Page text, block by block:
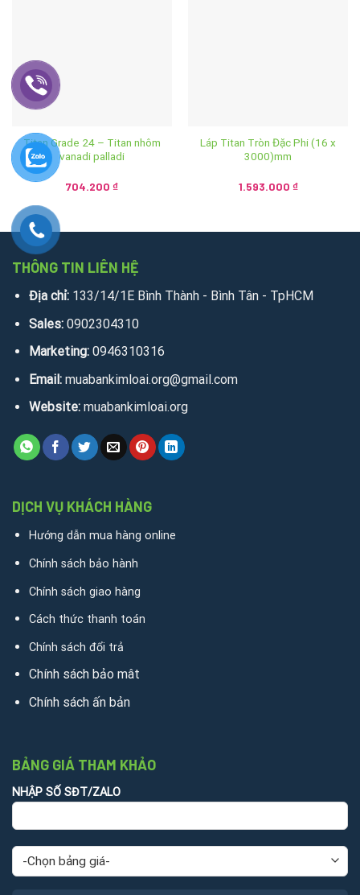
Titan Grade 24 – Titan nhôm
vanadi palladi
704.200 ₫
Láp Titan Tròn Đặc Phi (16 x
3000)mm
1.593.000 ₫
THÔNG TIN LIÊN HỆ
Địa chỉ:133/14/1E Bình Thành - Bình Tân - TpHCM
Sales: 0902304310
Marketing: 0946310316
Email: muabankimloai.org@gmail.com
Website: muabankimloai.org
DỊCH VỤ KHÁCH HÀNG
Hướng dẫn mua hàng online
Chính sách bảo hành
Chính sách giao hàng
Cách thức thanh toán
Chính sách đổi trả
Chính sách bảo mât
Chính sách ấn bản
BẢNG GIÁ THAM KHẢO
NHẬP SỐ SĐT/ZALO